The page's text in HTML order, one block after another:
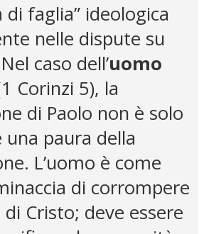
di faglia” ideologica
nelle dispute su
caso dell’uomo
Corinzi 5), la
di Paolo non è solo
paura della
L’uomo è come
di corrompere
di Cristo; deve essere